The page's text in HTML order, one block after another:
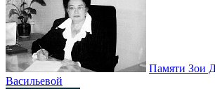
Памяти Зои
Васильевой